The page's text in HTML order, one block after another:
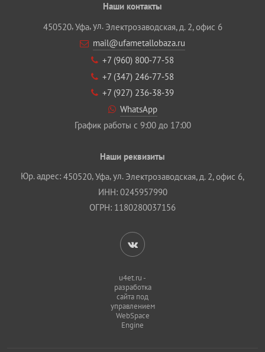
Наши контакты
450520,Уфа, ул. Электрозаводская, д. 2, офис 6
mail@ufametallobaza.ru
+7 (960) 800‐77‐58
+7 (347) 246‐77‐58
+7 (927) 236‐38‐39
WhatsApp
График работы с 9:00 до 17:00
Наши реквизиты
Юр. адрес: 450520,Уфа, ул. Электрозаводская, д. 2, офис 6,
ИНН: 0245957990
ОГРН: 1180280037156
u4et.ru -
разработка
сайта под
управлением
WebSpace
Engine